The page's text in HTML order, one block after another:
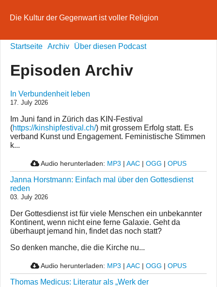
Die Kultur der Gegenwart ist voller Religion
Startseite Archiv Über diesen Podcast
Episoden Archiv
In Verbundenheit leben
17. July 2026
Im Juni fand in Zürich das KIN-Festival
(https://kinshipfestival.ch/) mit grossem Erfolg statt. Es
verband Kunst und Engagement. Feministische Stimmen
k...
Audio herunterladen: MP3 | AAC | OGG | OPUS
Janna Horstmann: Einfach mal über den Gottesdienst
reden
03. July 2026
Der Gottesdienst ist für viele Menschen ein unbekannter
Kontinent, wenn nicht eine ferne Galaxie. Geht da
überhaupt jemand hin, findet das noch statt?
So denken manche, die die Kirche nu...
Audio herunterladen: MP3 | AAC | OGG | OPUS
Thomas Medicus: Literatur als „Werk der